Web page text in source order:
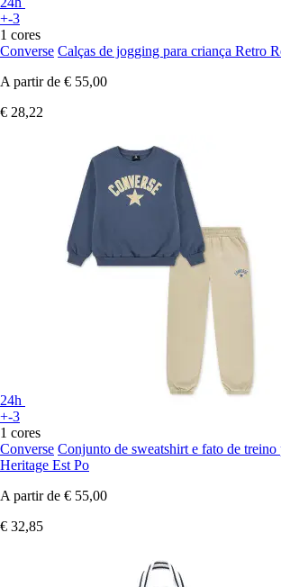
+-3
1 cores
Converse Calças de jogging para criança Retro
A partir de € 55,00
€ 28,22
24h
+-3
1 cores
Converse Conjunto de sweatshirt e fato de
Heritage Est Po
A partir de € 55,00
€ 32,85